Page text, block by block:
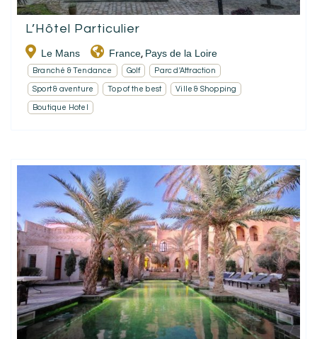
L’Hôtel Particulier
Le Mans France, Pays de la Loire
Branché & Tendance Golf Parc d'Attraction
Sport & aventure Top of the best Ville & Shopping
Boutique Hotel